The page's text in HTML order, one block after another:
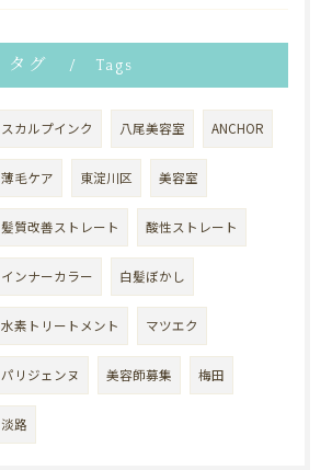
タグ Tags
スカルプインク 八尾美容室 ANCHOR
薄毛ケア 東淀川区 美容室
髪質改善ストレート 酸性ストレート
インナーカラー 白髪ぼかし
水素トリートメント マツエク
パリジェンヌ 美容師募集 梅田
淡路